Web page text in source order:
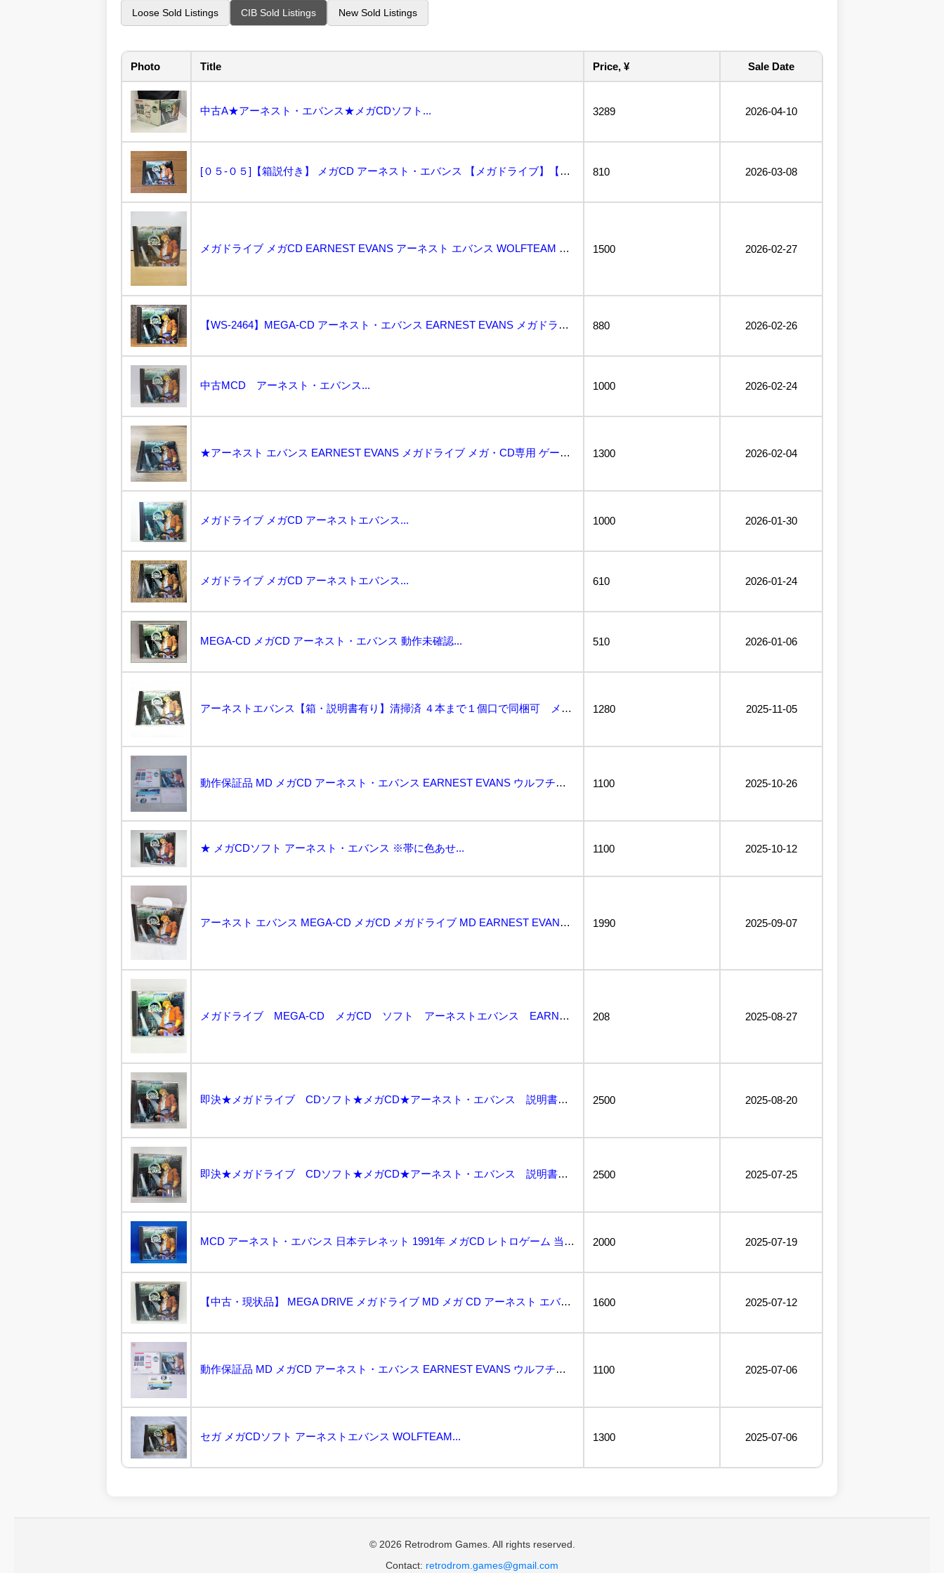
Loose Sold Listings CIB Sold Listings New Sold Listings
Photo Title Price, ¥ Sale Date
中古A★アーネスト・エバンス★メガCDソフト... 3289 2026-04-10
[０５-０５]【箱説付き】 メガCD アーネスト・エバンス 【メガドライブ】【セガ】... 810 2026-03-08
メガドライブ メガCD EARNEST EVANS アーネスト エバンス WOLFTEAM 中古現状... 1500 2026-02-27
【WS-2464】MEGA-CD アーネスト・エバンス EARNEST EVANS メガドライブ メ... 880 2026-02-26
中古MCD アーネスト・エバンス... 1000 2026-02-24
★アーネスト エバンス EARNEST EVANS メガドライブ メガ・CD専用 ゲームソフト★... 1300 2026-02-04
メガドライブ メガCD アーネストエバンス... 1000 2026-01-30
メガドライブ メガCD アーネストエバンス... 610 2026-01-24
MEGA-CD メガCD アーネスト・エバンス 動作未確認... 510 2026-01-06
アーネストエバンス【箱・説明書有り】清掃済 ４本まで１個口で同梱可 メガ・ＣＤ MEGA CD... 1280 2025-11-05
動作保証品 MD メガCD アーネスト・エバンス EARNEST EVANS ウルフチーム WOLF... 1100 2025-10-26
★ メガCDソフト アーネスト・エバンス ※帯に色あせ... 1100 2025-10-12
アーネスト エバンス MEGA-CD メガCD メガドライブ MD EARNEST EVANS 当時... 1990 2025-09-07
メガドライブ MEGA-CD メガCD ソフト アーネストエバンス EARNEST EVANS 動作... 208 2025-08-27
即決★メガドライブ CDソフト★メガCD★アーネスト・エバンス 説明書付 ②... 2500 2025-08-20
即決★メガドライブ CDソフト★メガCD★アーネスト・エバンス 説明書付 ①... 2500 2025-07-25
MCD アーネスト・エバンス 日本テレネット 1991年 メガCD レトロゲーム 当時物 現状品 E... 2000 2025-07-19
【中古・現状品】 MEGA DRIVE メガドライブ MD メガ CD アーネスト エバンス EAR... 1600 2025-07-12
動作保証品 MD メガCD アーネスト・エバンス EARNEST EVANS ウルフチーム WOLF... 1100 2025-07-06
セガ メガCDソフト アーネストエバンス WOLFTEAM... 1300 2025-07-06
© 2026 Retrodrom Games. All rights reserved.
Contact: retrodrom.games@gmail.com